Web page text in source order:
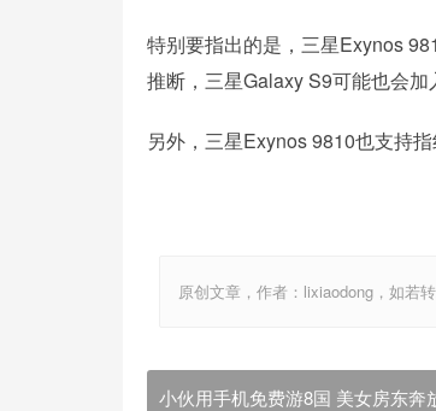
特别要指出的是，三星Exynos
推断，三星Galaxy S9可能也会加
另外，三星Exynos 9810也支持指
原创文章，作者：lixiaodong，如若
小伙用手机免费游8国 美女房东奔